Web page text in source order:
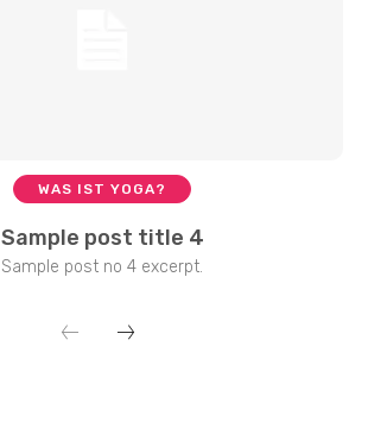
WAS IST YOGA?
Sample post title 4
Sample post no 4 excerpt.